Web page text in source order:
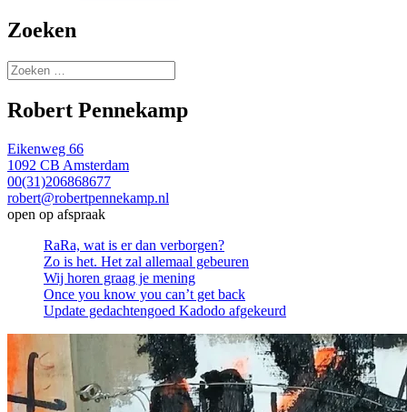
Zoeken
Zoeken
naar:
Robert Pennekamp
Eikenweg 66
1092 CB Amsterdam
00(31)206868677
robert@robertpennekamp.nl
open op afspraak
RaRa, wat is er dan verborgen?
Zo is het. Het zal allemaal gebeuren
Wij horen graag je mening
Once you know you can’t get back
Update gedachtengoed Kadodo afgekeurd